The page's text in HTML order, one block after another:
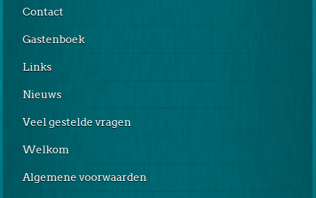
Contact
Gastenboek
Links
Nieuws
Veel gestelde vragen
Welkom
Algemene voorwaarden